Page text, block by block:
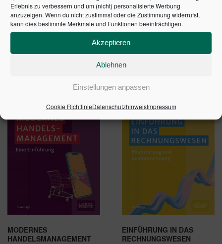
Erlebnis zu verbessern und um (nicht) personalisierte Werbung
anzuzeigen. Wenn du nicht zustimmst oder die Zustimmung widerrufst,
kann dies bestimmte Merkmale und Funktionen beeinträchtigen.
Akzeptieren
Ablehnen
Einstellungen anpassen
Cookie RichtlinieDatenschutzhinweisImpressum
3. aktualisierte und neu bearbeitete Auflage 2021 |
Artikelnummer: 20245-0003 | ISBN: 9783791051406
MODERNES
HANDELSMANAGEMENT
EINFÜHRUNG IN DAS
RECHNUNGSWESEN